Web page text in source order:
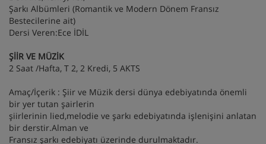
Şarkı Albümleri (Romantik ve Modern Dönem Fransız
Bestecilerine ait)
Dersi Veren:Ece İDİL
ŞİİR VE MÜZİK
2 Saat /Hafta, T 2, 2 Kredi, 5 AKTS
Amaç/İçerik : Şiir ve Müzik dersi dünya edebiyatında önemli
bir yer tutan şairlerin
şiirlerinin lied,melodie ve şarkı edebiyatında işlenişini anlatan
bir derstir.Alman ve
Fransız şarkı edebiyatı üzerinde durulmaktadır.